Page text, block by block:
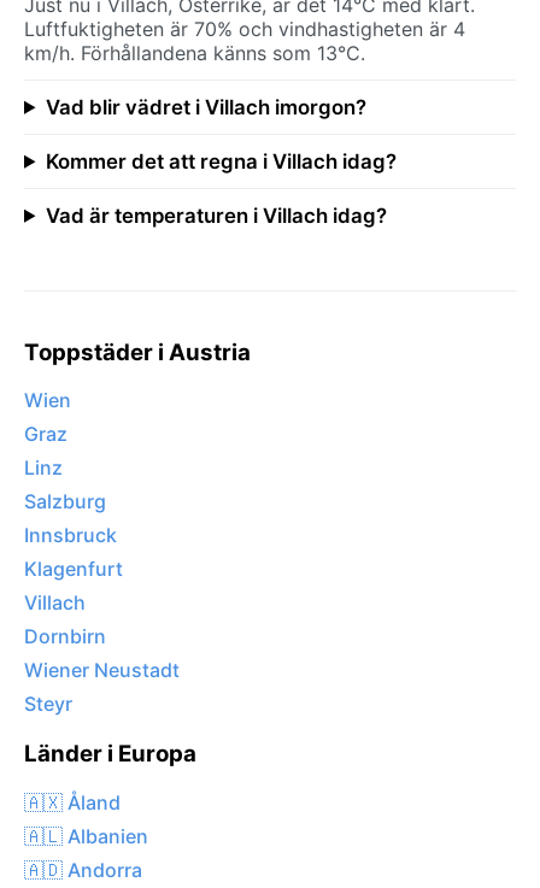
Luftfuktigheten är 70% och vindhastigheten är 4
km/h. Förhållandena känns som 13°C.
Vad blir vädret i Villach imorgon?
Kommer det att regna i Villach idag?
Vad är temperaturen i Villach idag?
Toppstäder i Austria
Wien
Graz
Linz
Salzburg
Innsbruck
Klagenfurt
Villach
Dornbirn
Wiener Neustadt
Steyr
Länder i Europa
🇦🇽 Åland
🇦🇱 Albanien
🇦🇩 Andorra